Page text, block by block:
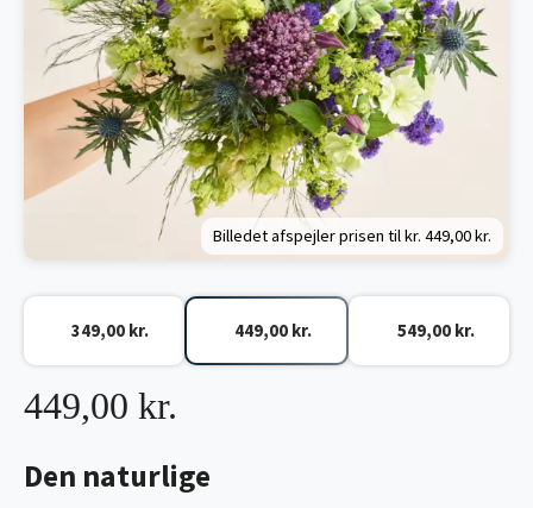
Billedet afspejler prisen til kr. 449,00 kr.
Den naturlige
449,00 kr.
349,00 kr. 449,00 kr. 549,00 kr.